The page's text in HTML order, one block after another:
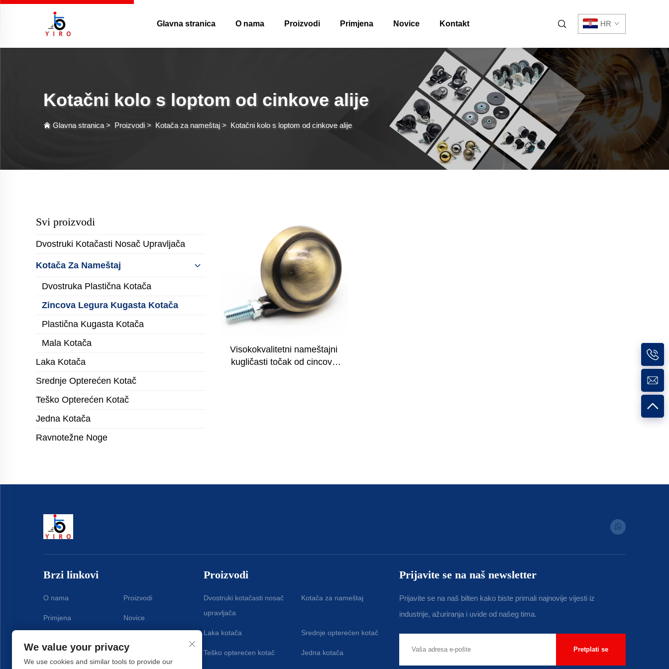
Glavna stranica O nama Proizvodi Primjena Novice Kontakt HR
Kotačni kolo s loptom od cinkove alije
Glavna stranica > Proizvodi > Kotača za nameštaj > Kotačni kolo s loptom od cinkove alije
Svi proizvodi
Dvostruki Kotačasti Nosač Upravljača
Kotača Za Nameštaj
Dvostruka Plastična Kotača
Zincova Legura Kugasta Kotača
Plastična Kugasta Kotača
Mala Kotača
Laka Kotača
Srednje Opterećen Kotač
Teško Opterećen Kotač
Jedna Kotača
Ravnotežne Noge
Visokokvalitetni nameštajni
kugličasti točak od cincove
Brzi linkovi
O nama Proizvodi
Primjena Novice
Proizvodi
Dvostruki kotačasti nosač
upravljača
Kotača za nameštaj
Laka kotača Srednje opterećen kotač
Teško opterećen kotač Jedna kotača
Prijavite se na naš newsletter
Prijavite se na naš bilten kako biste primali najnovije vijesti iz
industrije, ažuriranja i uvide od našeg tima.
Pretplati se
We value your privacy
We use cookies and similar tools to provide our